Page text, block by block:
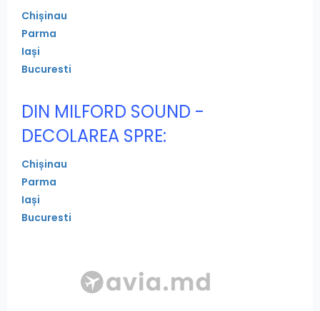
Chișinau
Parma
Iași
Bucuresti
DIN MILFORD SOUND -
DECOLAREA SPRE:
Chișinau
Parma
Iași
Bucuresti